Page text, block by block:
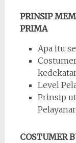
PRINSIP
PRIMA
Apa itu
Level
Prinsip
COSTUMER